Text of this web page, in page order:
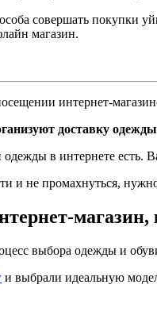
совершать покупки
магазин.
интернет-
доставку
в интернете есть.
и не промахнуться,
выбора одежды и
и выбрали идеальную